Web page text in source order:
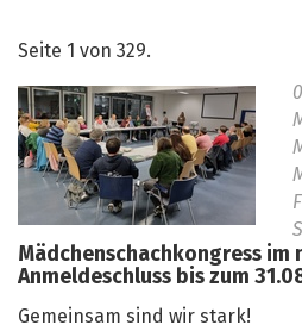
Seite 1 von 329.
Mädchenschachkongress im
Anmeldeschluss bis zum
Gemeinsam sind wir stark!